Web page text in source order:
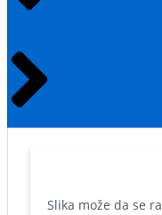
Slika može da se